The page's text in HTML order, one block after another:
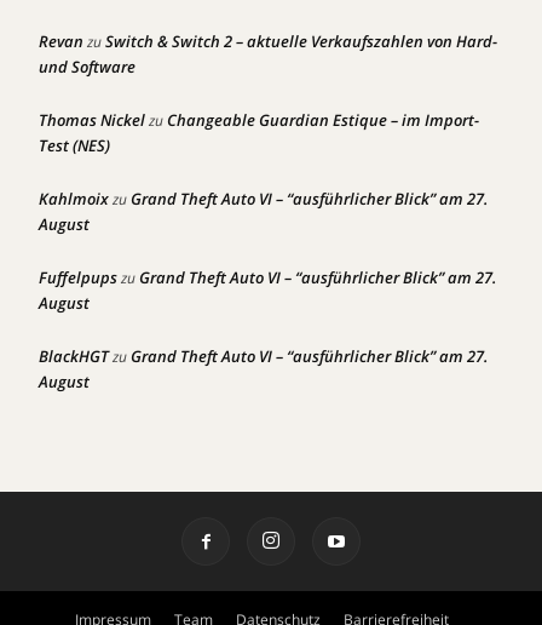
Revan zuSwitch & Switch 2 – aktuelle Verkaufszahlen von Hard-
und Software
Thomas NickelzuChangeable Guardian Estique – im Import-
Test (NES)
KahlmoixzuGrand Theft Auto VI – “ausführlicher Blick” am 27.
August
FuffelpupszuGrand Theft Auto VI – “ausführlicher Blick” am 27.
August
BlackHGTzuGrand Theft Auto VI – “ausführlicher Blick” am 27.
August
Impressum Team Datenschutz Barrierefreiheit